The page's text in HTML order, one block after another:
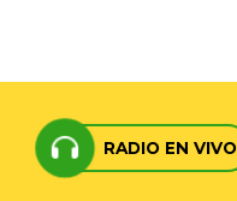
RADIO EN VIVO